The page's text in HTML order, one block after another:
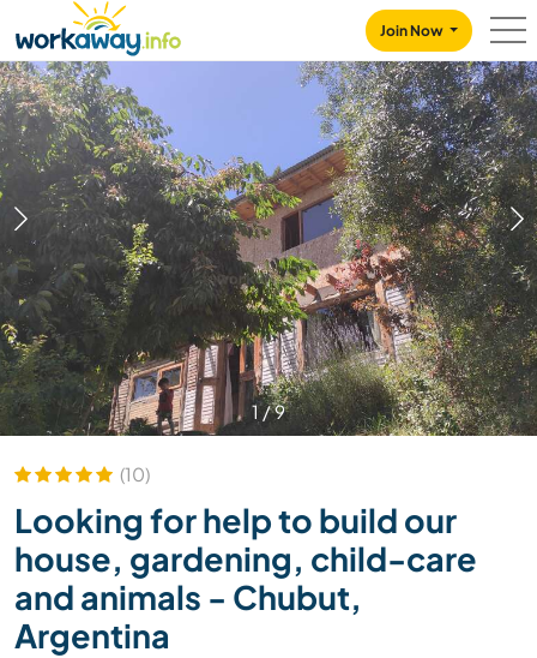
CONTENT
MAIN NAVIGATION
Join Now
1/9
(10)
Looking for help to build our
house, gardening, child-care
and animals - Chubut,
Argentina